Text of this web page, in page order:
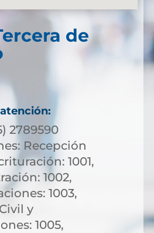
de
2789590
Recepción
1001,
1002,
1003,
y
1005,